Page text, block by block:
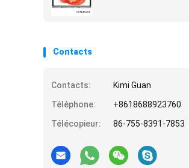
Contacts
Contacts:
Kimi Guan
Téléphone:
+8618688923760
Télécopieur:
86-755-8391-7853